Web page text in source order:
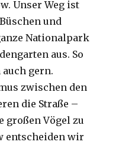
Unser Weg ist
und
Nationalpark
aus. So
gern.
zwischen den
die Straße –
großen Vögel zu
entscheiden wir